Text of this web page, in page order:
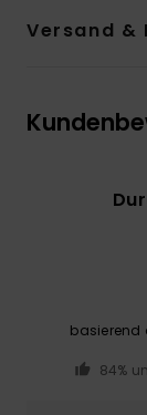
Versand &
basierend
84%